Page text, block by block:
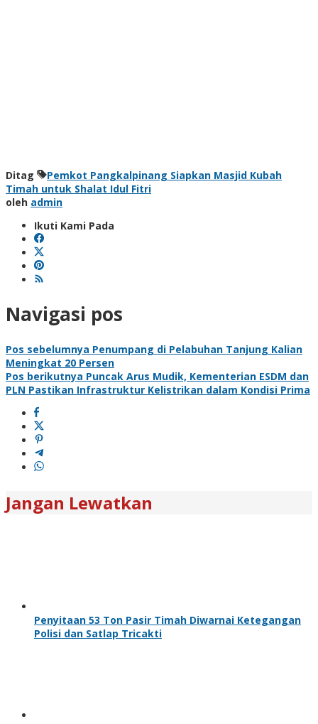
Ditag
Pemkot Pangkalpinang Siapkan Masjid Kubah
Timah untuk Shalat Idul Fitri
oleh admin
Ikuti Kami Pada
Navigasi pos
Pos sebelumnya Penumpang di Pelabuhan Tanjung Kalian
Meningkat 20 Persen
Pos berikutnya Puncak Arus Mudik, Kementerian ESDM dan
PLN Pastikan Infrastruktur Kelistrikan dalam Kondisi Prima
Jangan Lewatkan
Penyitaan 53 Ton Pasir Timah Diwarnai Ketegangan
Polisi dan Satlap Tricakti